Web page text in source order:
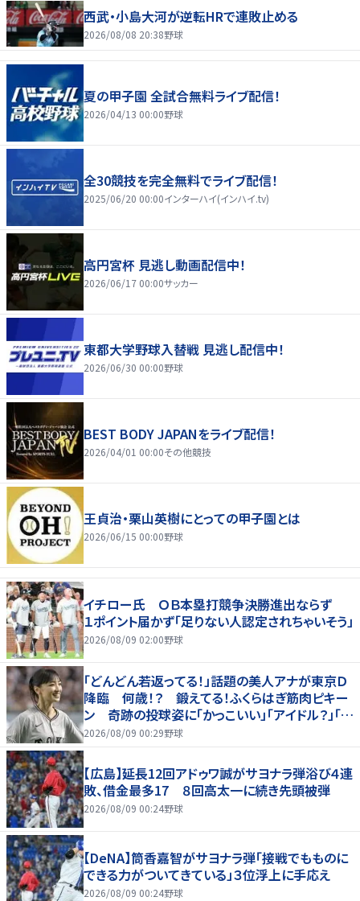
西武・小島大河が逆転HRで連敗止める
2026/08/08 20:38野球
夏の甲子園 全試合無料ライブ配信！
2026/04/13 00:00野球
全30競技を完全無料でライブ配信！
2025/06/20 00:00インターハイ(インハイ.tv)
高円宮杯 見逃し動画配信中！
2026/06/17 00:00サッカー
東都大学野球入替戦 見逃し配信中！
2026/06/30 00:00野球
BEST BODY JAPANをライブ配信！
2026/04/01 00:00その他競技
王貞治・栗山英樹にとっての甲子園とは
2026/06/15 00:00野球
イチロー氏 ＯＢ本塁打競争決勝進出ならず
１ポイント届かず「足りない人認定されちゃいそう」
2026/08/09 02:00野球
「どんどん若返ってる！」話題の美人アナが東京Ｄ
降臨 何歳！？ 鍛えてる！ふくらはぎ筋肉ピキー
ン 奇跡の投球姿に「かっこいい」「アイドル？」「女
神」
2026/08/09 00:29野球
【広島】延長12回アドゥワ誠がサヨナラ弾浴び４連
敗、借金最多17 ８回高太一に続き先頭被弾
2026/08/09 00:24野球
【DeNA】筒香嘉智がサヨナラ弾「接戦でもものに
できる力がついてきている」３位浮上に手応え
2026/08/09 00:24野球